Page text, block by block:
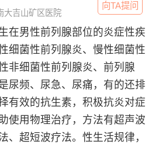
向TA提问
大吉山矿区医院
在男性前列腺部位的炎症性疾
细菌性前列腺炎、慢性细菌性
非细菌性前列腺炎、前列腺
尿频、尿急、尿痛，有的还排
有效的抗生素，积极抗炎对症
使用物理治疗，方法有超声波
、超短波疗法。性生活规律，